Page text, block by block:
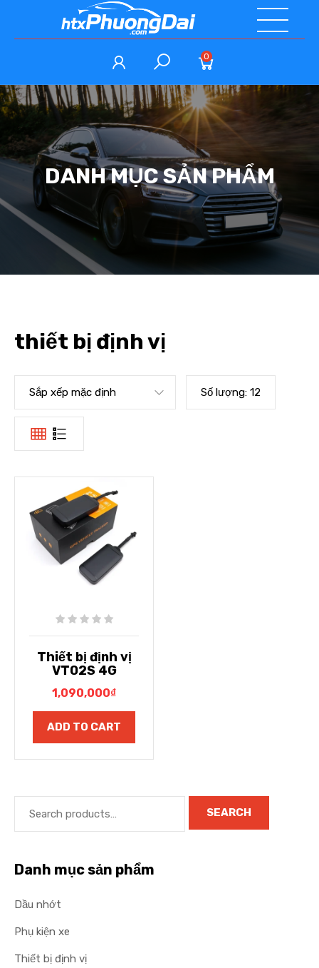
0
DANH MỤC SẢN PHẨM
thiết bị định vị
Sắp xếp mặc định Số lượng: 12
Thiết bị định vị
VT02S 4G
1,090,000₫
ADD TO CART
SEARCH
Danh mục sản phẩm
Dầu nhớt
Phụ kiện xe
Thiết bị định vị